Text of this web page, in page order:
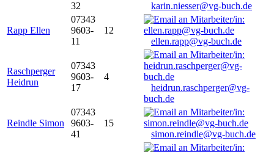
32
karin.niesser@vg-buch.de
Rapp Ellen
07343
9603-
11
12
ellen.rapp@vg-buch.de
Raschperger
Heidrun
07343
9603-
17
4
heidrun.raschperger@vg-
buch.de
Reindle Simon
07343
9603-
41
15
simon.reindle@vg-buch.de